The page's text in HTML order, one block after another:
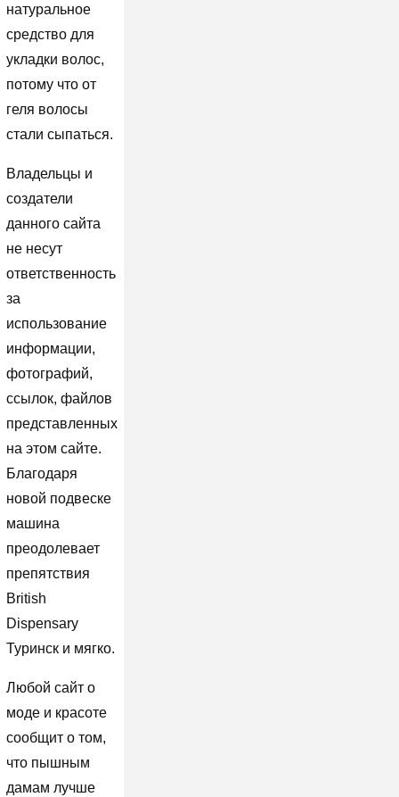
натуральное
средство для
укладки волос,
потому что от
геля волосы
стали сыпаться.
Владельцы и
создатели
данного сайта
не несут
ответственность
за
использование
информации,
фотографий,
ссылок, файлов
представленных
на этом сайте.
Благодаря
новой подвеске
машина
преодолевает
препятствия
British
Dispensary
Туринск и мягко.
Любой сайт о
моде и красоте
сообщит о том,
что пышным
дамам лучше